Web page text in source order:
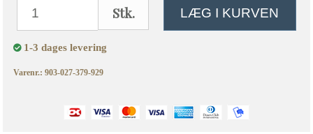
Stk. LÆG I KURVEN
1-3 dages levering
Varenr.: 903-027-379-929